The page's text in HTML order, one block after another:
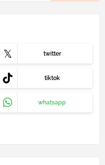
twitter
tiktok
whatsapp